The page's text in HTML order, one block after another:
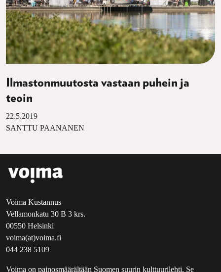
Ilmastonmuutosta vastaan puhein ja
teoin
22.5.2019
SANTTU PAANANEN
Voima Kustannus
Vellamonkatu 30 B 3 krs.
00550 Helsinki
voima(at)voima.fi
044 238 5109
Voima on painosmäärältään Suomen suurin kulttuurilehti. Se